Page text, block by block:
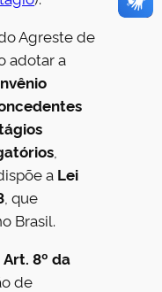
Agreste de
adotar a
a Lei
, que
Brasil.
Art. 8º da
de